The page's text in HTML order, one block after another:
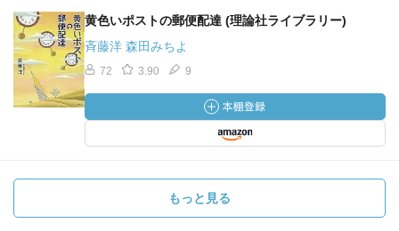
黄色いポストの郵便配達 (理論社ライブラリー)
斉藤洋 森田みちよ
72 3.90 9
もっと見る